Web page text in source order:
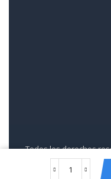
Todos los derechos